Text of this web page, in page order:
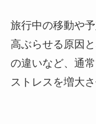
旅行中の移動や
高ぶらせる原因
の違いなど、通
ストレスを増大さ